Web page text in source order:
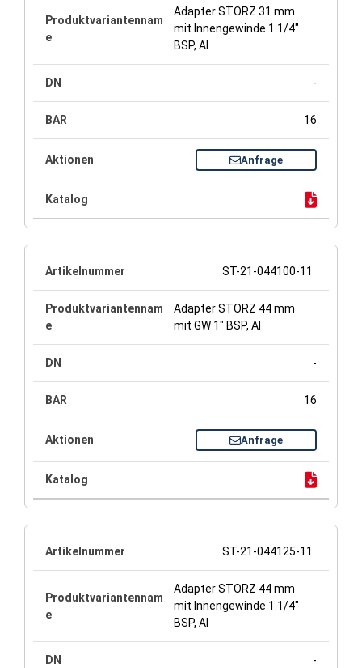
Adapter STORZ 31 mm
mit Innengewinde 1.1/4"
BSP, Al
-
16
Anfrage
ST-21-044100-11
Adapter STORZ 44 mm
mit GW 1" BSP, Al
-
16
Anfrage
ST-21-044125-11
Adapter STORZ 44 mm
mit Innengewinde 1.1/4"
BSP, Al
-